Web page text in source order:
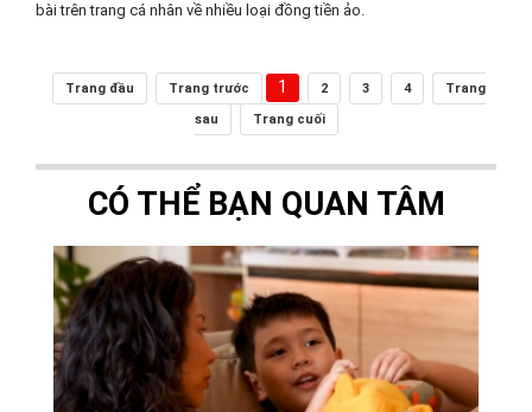
bài trên trang cá nhân về nhiều loại đồng tiền ảo.
Trang đầu Trang trước 1 2 3 4
Trang
sau
Trang cuối
CÓ THỂ BẠN QUAN TÂM